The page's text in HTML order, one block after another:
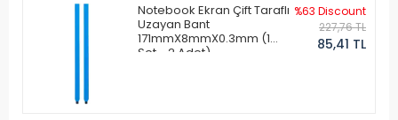
Notebook Ekran Çift Taraflı
Uzayan Bant
171mmX8mmX0.3mm (1
Set - 2 Adet)
%63 Discount
227,76 TL
85,41 TL